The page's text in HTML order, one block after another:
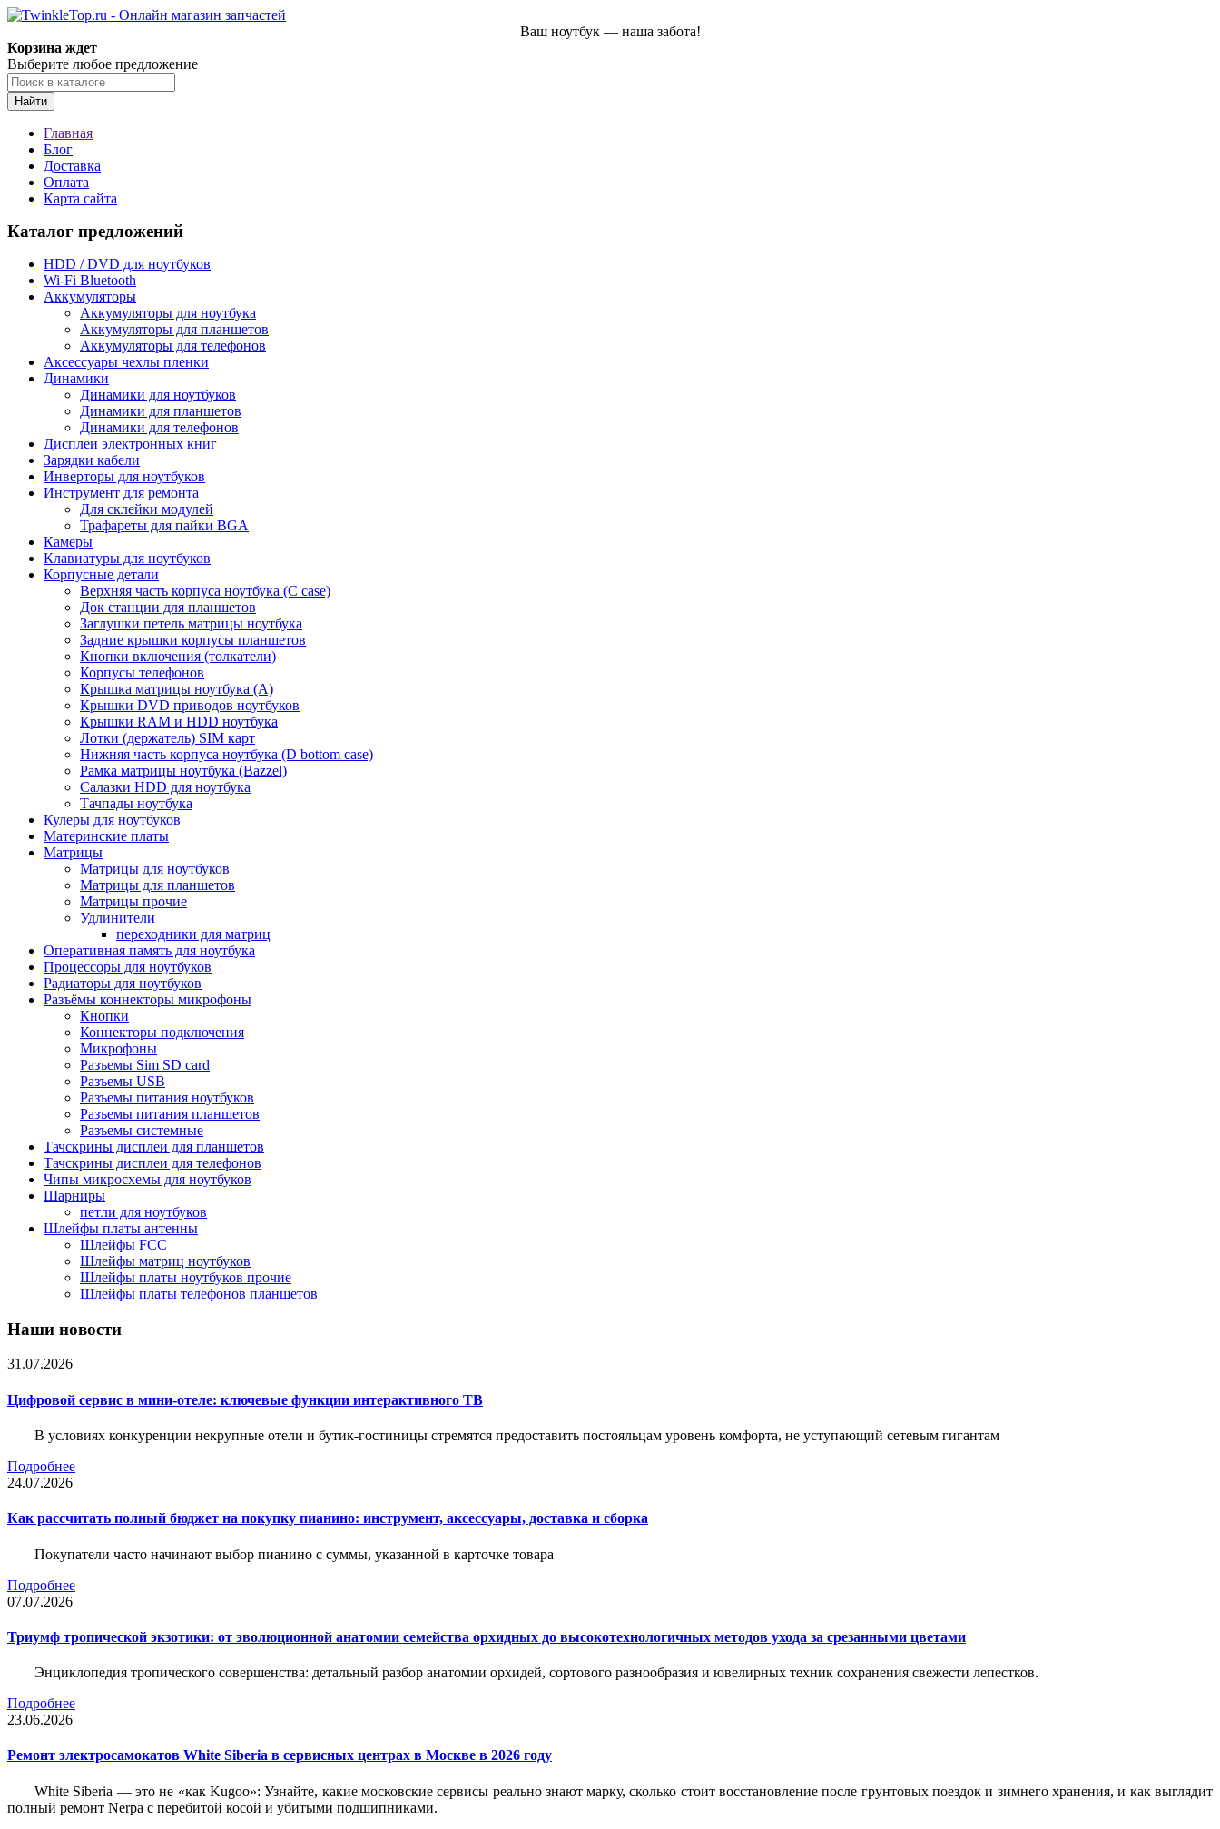
Ваш ноутбук — наша забота!
Корзина ждет
Выберите любое предложение
Найти
Главная
Блог
Доставка
Оплата
Карта сайта
Каталог предложений
HDD / DVD для ноутбуков
Wi-Fi Bluetooth
Аккумуляторы
Аккумуляторы для ноутбука
Аккумуляторы для планшетов
Аккумуляторы для телефонов
Аксессуары чехлы пленки
Динамики
Динамики для ноутбуков
Динамики для планшетов
Динамики для телефонов
Дисплеи электронных книг
Зарядки кабели
Инверторы для ноутбуков
Инструмент для ремонта
Для склейки модулей
Трафареты для пайки BGA
Камеры
Клавиатуры для ноутбуков
Корпусные детали
Верхняя часть корпуса ноутбука (С case)
Док станции для планшетов
Заглушки петель матрицы ноутбука
Задние крышки корпусы планшетов
Кнопки включения (толкатели)
Корпусы телефонов
Крышка матрицы ноутбука (A)
Крышки DVD приводов ноутбуков
Крышки RAM и HDD ноутбука
Лотки (держатель) SIM карт
Нижняя часть корпуса ноутбука (D bottom case)
Рамка матрицы ноутбука (Bazzel)
Салазки HDD для ноутбука
Тачпады ноутбука
Кулеры для ноутбуков
Материнские платы
Матрицы
Матрицы для ноутбуков
Матрицы для планшетов
Матрицы прочие
Удлинители
переходники для матриц
Оперативная память для ноутбука
Процессоры для ноутбуков
Радиаторы для ноутбуков
Разъёмы коннекторы микрофоны
Кнопки
Коннекторы подключения
Микрофоны
Разъемы Sim SD card
Разъемы USB
Разъемы питания ноутбуков
Разъемы питания планшетов
Разъемы системные
Тачскрины дисплеи для планшетов
Тачскрины дисплеи для телефонов
Чипы микросхемы для ноутбуков
Шарниры
петли для ноутбуков
Шлейфы платы антенны
Шлейфы FCC
Шлейфы матриц ноутбуков
Шлейфы платы ноутбуков прочие
Шлейфы платы телефонов планшетов
Наши новости
31.07.2026
Цифровой сервис в мини-отеле: ключевые функции интерактивного ТВ
В условиях конкуренции некрупные отели и бутик-гостиницы стремятся предоставить постояльцам уровень комфорта, не уступающий сетевым гигантам
Подробнее
24.07.2026
Как рассчитать полный бюджет на покупку пианино: инструмент, аксессуары, доставка и сборка
Покупатели часто начинают выбор пианино с суммы, указанной в карточке товара
Подробнее
07.07.2026
Триумф тропической экзотики: от эволюционной анатомии семейства орхидных до высокотехнологичных методов ухода за срезанными цветами
Энциклопедия тропического совершенства: детальный разбор анатомии орхидей, сортового разнообразия и ювелирных техник сохранения свежести лепестков.
Подробнее
23.06.2026
Ремонт электросамокатов White Siberia в сервисных центрах в Москве в 2026 году
White Siberia — это не «как Kugoo»: Узнайте, какие московские сервисы реально знают марку, сколько стоит восстановление после грунтовых поездок и зимнего хранения, и как выглядит
полный ремонт Nerpa с перебитой косой и убитыми подшипниками.